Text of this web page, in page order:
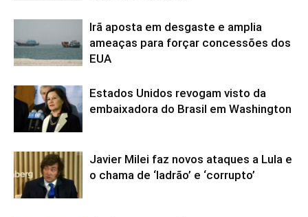
Irã aposta em desgaste e amplia
ameaças para forçar concessões dos
EUA
Estados Unidos revogam visto da
embaixadora do Brasil em Washington
Javier Milei faz novos ataques a Lula e
o chama de ‘ladrão’ e ‘corrupto’